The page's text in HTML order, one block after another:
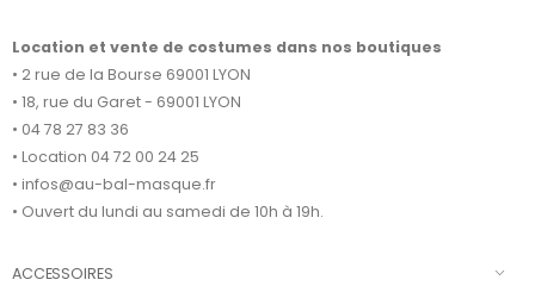
Location et vente de costumes dans nos boutiques
• 2 rue de la Bourse 69001 LYON
• 18, rue du Garet - 69001 LYON
• 04 78 27 83 36
• Location 04 72 00 24 25
• infos@au-bal-masque.fr
• Ouvert du lundi au samedi de 10h à 19h.
ACCESSOIRES